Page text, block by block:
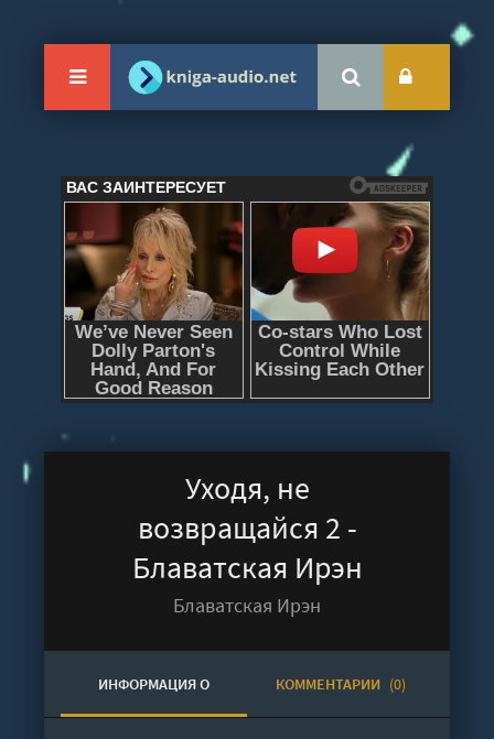
Уходя, не
возвращайся 2 -
Блаватская Ирэн
Блаватская Ирэн
ИНФОРМАЦИЯ О КОММЕНТАРИИ (0)